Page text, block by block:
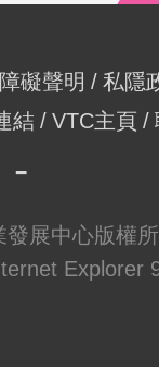
礙聲明
私隱
結 VTC主頁
發展中心版權
Explorer